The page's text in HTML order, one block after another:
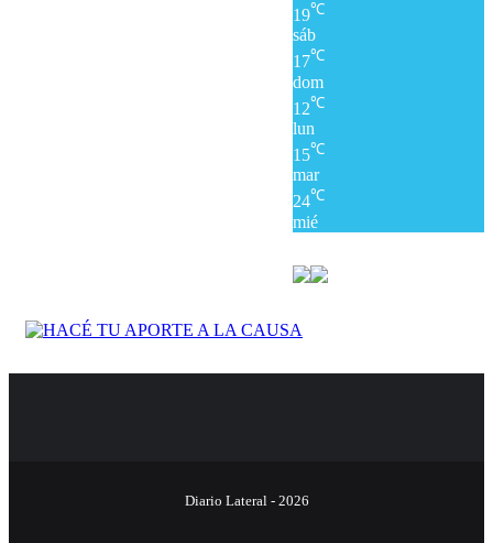
19℃
sáb
17℃
dom
12℃
lun
15℃
mar
24℃
mié
Diario Lateral - 2026